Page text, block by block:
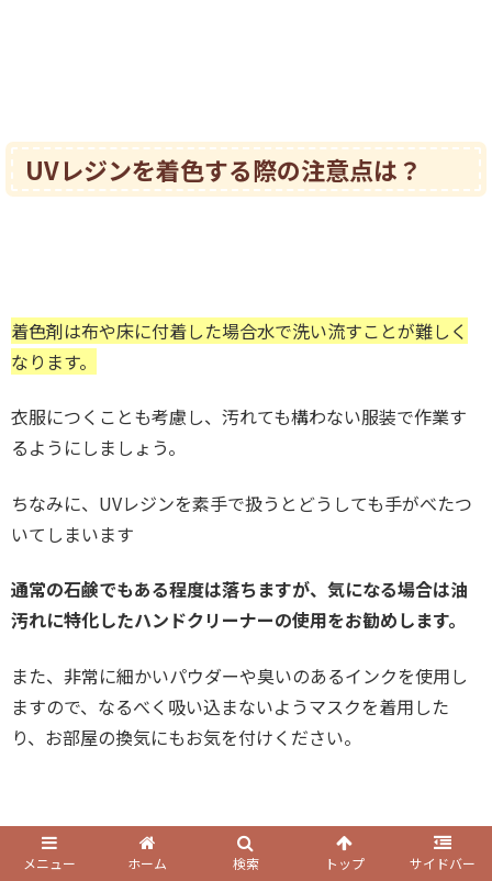
UVレジンを着色する際の注意点は？
着色剤は布や床に付着した場合水で洗い流すことが難しく
なります。
衣服につくことも考慮し、汚れても構わない服装で作業す
るようにしましょう。
ちなみに、UVレジンを素手で扱うとどうしても手がべたつ
いてしまいます
通常の石鹸でもある程度は落ちますが、気になる場合は油
汚れに特化したハンドクリーナーの使用をお勧めします。
また、非常に細かいパウダーや臭いのあるインクを使用し
ますので、なるべく吸い込まないようマスクを着用した
り、お部屋の換気にもお気を付けください。
メニュー ホーム 検索 トップ サイドバー